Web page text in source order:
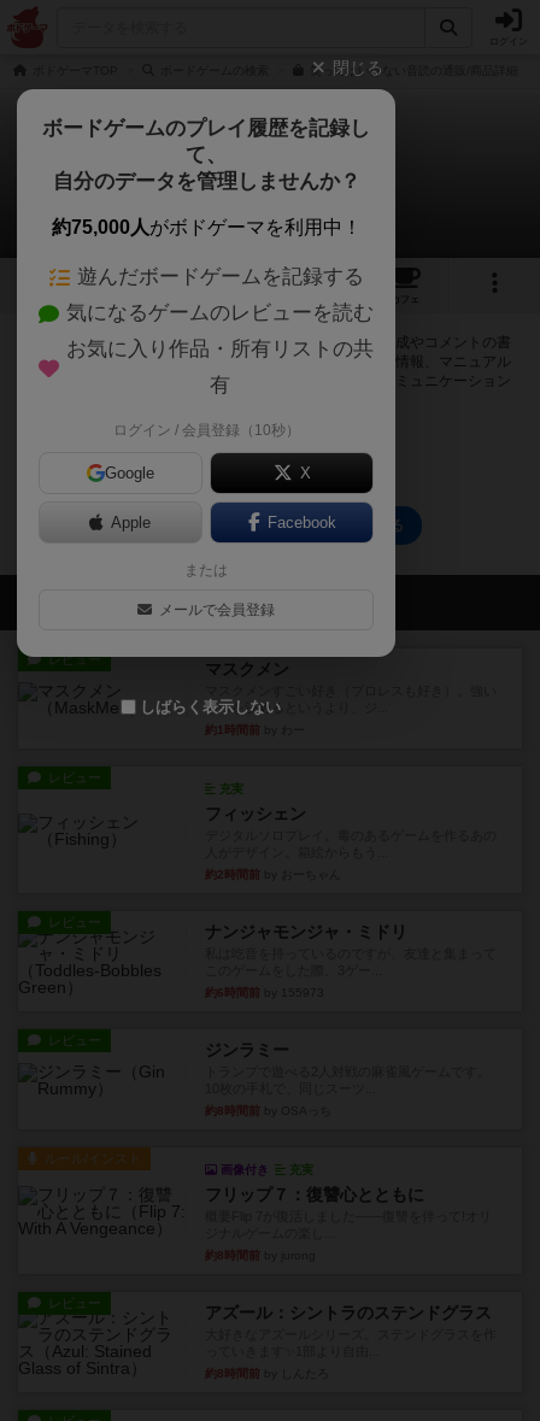
笑ってはいけない音読の通販/商品詳細
笑ってはいけない音読
0件の掲示板
2 2
カフェ
ログインすると笑ってはいけない音読に関する掲示板の作成やコメントの書
き込みが出来るようになります。ルールの疑問やエラッタ情報、マニュアル
では判断し辛い曖昧な表記等について会員同士で自由にコミュニケーション
ログイン/無料会員登録
笑ってはいけない音読のトップに戻る
会員の新しい投稿
レビュー マスクメン
やつを決めるというより、ジ...
約1時間前
レビュー
充実
フィッシェン
約2時間前
レビュー ナンジャモンジャ・ミドリ
約6時間前
レビュー ジンラミー
約8時間前
ルール/インスト
画像付き 充実
フリップ７：復讐心とともに
約8時間前
レビュー アズール：シントラのステンドグラス
約8時間前
閉じる
ボードゲームのプレイ履歴を記録し
て、
自分のデータを管理しませんか？
約75,000人がボドゲーマを利用中！
遊んだボードゲームを記録する
気になるゲームのレビューを読む
お気に入り作品・所有リストの共
有
ログイン / 会員登録（10秒）
Google X
Apple Facebook
または
メールで会員登録
しばらく表示しない